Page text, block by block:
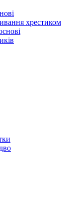
хрестиком